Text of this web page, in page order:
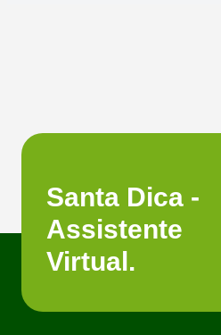
Santa Dica -
Assistente
Virtual.